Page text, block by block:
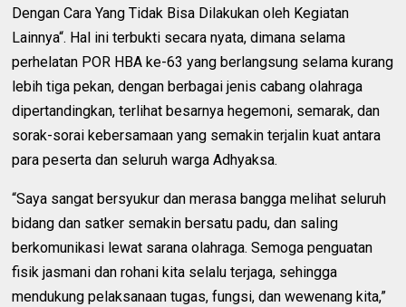
Dengan Cara Yang Tidak Bisa Dilakukan oleh Kegiatan
Lainnya“. Hal ini terbukti secara nyata, dimana selama
perhelatan POR HBA ke-63 yang berlangsung selama kurang
lebih tiga pekan, dengan berbagai jenis cabang olahraga
dipertandingkan, terlihat besarnya hegemoni, semarak, dan
sorak-sorai kebersamaan yang semakin terjalin kuat antara
para peserta dan seluruh warga Adhyaksa.
“Saya sangat bersyukur dan merasa bangga melihat seluruh
bidang dan satker semakin bersatu padu, dan saling
berkomunikasi lewat sarana olahraga. Semoga penguatan
fisik jasmani dan rohani kita selalu terjaga, sehingga
mendukung pelaksanaan tugas, fungsi, dan wewenang kita,”